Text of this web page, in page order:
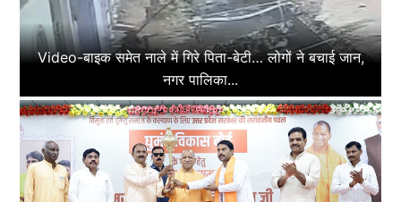
Video-बाइक समेत नाले में गिरे पिता-बेटी… लोगों ने बचाई जान,
नगर पालिका...